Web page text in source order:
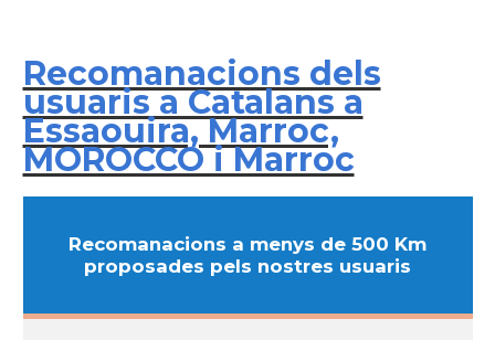
Recomanacions dels
usuaris a Catalans a
Essaouira, Marroc,
MOROCCO i Marroc
Recomanacions a menys de 500 Km
proposades pels nostres usuaris